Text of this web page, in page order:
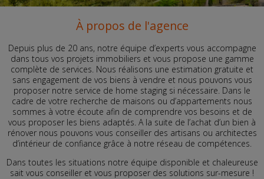
À propos de l'agence
Depuis plus de 20 ans, notre équipe d’experts vous accompagne
dans tous vos projets immobiliers et vous propose une gamme
complète de services. Nous réalisons une estimation gratuite et
sans engagement de vos biens à vendre et nous pouvons vous
proposer notre service de home staging si nécessaire. Dans le
cadre de votre recherche de maisons ou d’appartements nous
sommes à votre écoute afin de comprendre vos besoins et de
vous proposer les biens adaptés. A la suite de l’achat d’un bien à
rénover nous pouvons vous conseiller des artisans ou architectes
d’intérieur de confiance grâce à notre réseau de compétences.
Dans toutes les situations notre équipe disponible et chaleureuse
sait vous conseiller et vous proposer des solutions sur-mesure !